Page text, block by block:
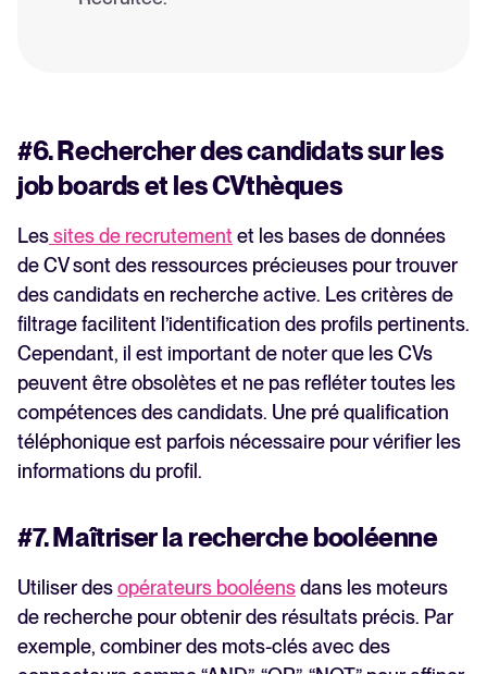
#6. Rechercher des candidats sur les
job boards et les CVthèques
Lessites de recrutementet les bases de données
de CV sont des ressources précieuses pour trouver
des candidats en recherche active. Les critères de
filtrage facilitent l’identification des profils pertinents.
Cependant, il est important de noter que les CVs
peuvent être obsolètes et ne pas refléter toutes les
compétences des candidats. Une pré qualification
téléphonique est parfois nécessaire pour vérifier les
informations du profil.
#7. Maîtriser la recherche booléenne
Utiliser desopérateurs booléensdans les moteurs
de recherche pour obtenir des résultats précis. Par
exemple, combiner des mots-clés avec des